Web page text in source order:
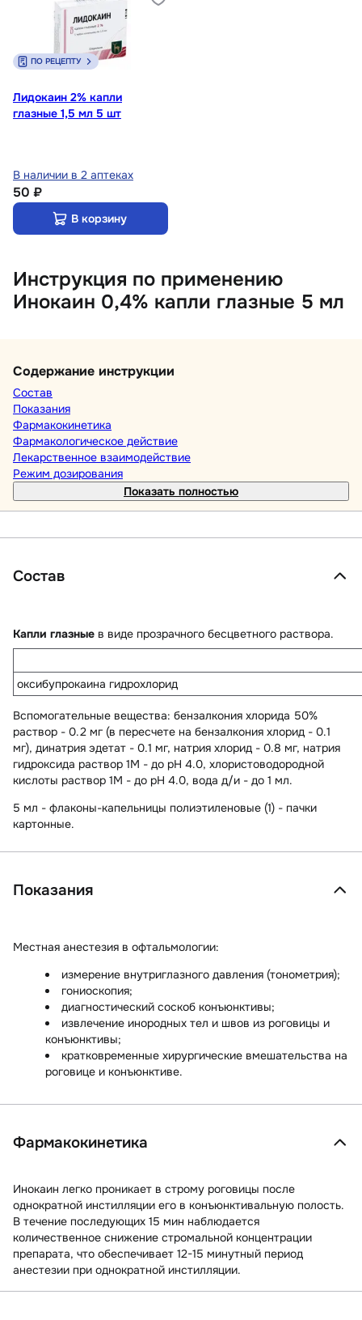
ПО РЕЦЕПТУ
Лидокаин 2% капли
глазные 1,5 мл 5 шт
В наличии в 2 аптеках
50 ₽
В корзину
Инструкция по применению
Инокаин 0,4% капли глазные 5 мл
Содержание инструкции
Состав
Показания
Фармакокинетика
Фармакологическое действие
Лекарственное взаимодействие
Режим дозирования
Показать полностью
Состав
Капли глазные в виде прозрачного бесцветного раствора.
оксибупрокаина гидрохлорид
Вспомогательные вещества: бензалкония хлорида 50%
раствор - 0.2 мг (в пересчете на бензалкония хлорид - 0.1
мг), динатрия эдетат - 0.1 мг, натрия хлорид - 0.8 мг, натрия
гидроксида раствор 1М - до pH 4.0, хлористоводородной
кислоты раствор 1М - до pH 4.0, вода д/и - до 1 мл.
5 мл - флаконы-капельницы полиэтиленовые (1) - пачки
картонные.
Показания
Местная анестезия в офтальмологии:
измерение внутриглазного давления (тонометрия);
гониоскопия;
диагностический соскоб конъюнктивы;
извлечение инородных тел и швов из роговицы и
конъюнктивы;
кратковременные хирургические вмешательства на
роговице и конъюнктиве.
Фармакокинетика
Инокаин легко проникает в строму роговицы после
однократной инстилляции его в конъюнктивальную полость.
В течение последующих 15 мин наблюдается
количественное снижение стромальной концентрации
препарата, что обеспечивает 12-15 минутный период
анестезии при однократной инстилляции.